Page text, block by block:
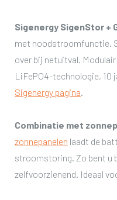
Sigenergy SigenStor +
met noodstroomfunctie.
over bij netuitval.
LiFePO4-technologie, 10
Sigenergy pagina.
Combinatie met
zonnepanelen laadt de
stroomstoring. Zo bent u
zelfvoorzienend. Ideaal